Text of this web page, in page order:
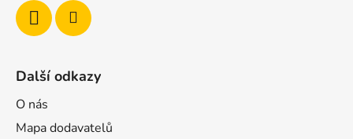
Další odkazy
O nás
Mapa dodavatelů